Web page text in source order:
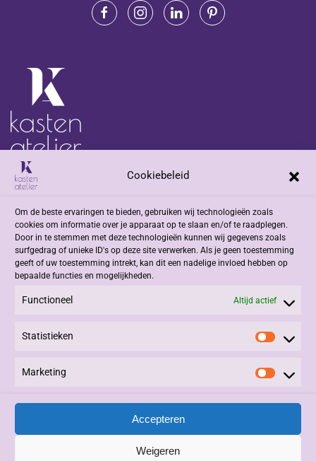
Cookiebeleid
Om de beste ervaringen te bieden, gebruiken wij technologieën zoals
cookies om informatie over je apparaat op te slaan en/of te raadplegen.
Door in te stemmen met deze technologieën kunnen wij gegevens zoals
surfgedrag of unieke ID's op deze site verwerken. Als je geen toestemming
geeft of uw toestemming intrekt, kan dit een nadelige invloed hebben op
bepaalde functies en mogelijkheden.
Functioneel Altijd actief
Statistieken
Marketing
Accepteren
Weigeren
Adres
Jacob Romenweg 2
6042 EZ Roermond
Contact
+31 (0)475 332908
Privacy Statement
Alle rechten voorbehouden © 2025, Kasten Atelier.
Beheer en Onderhoud:3PDesign|Vivere|LinQxx.